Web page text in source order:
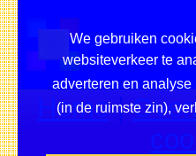
We gebruiken
websiteverkeer te
adverteren en
(in de ruimste zin),
Home|